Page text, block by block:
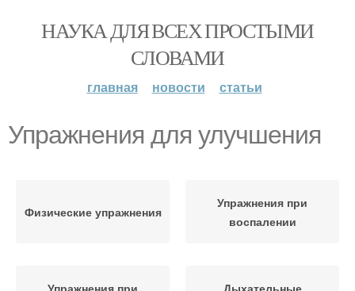
НАУКА ДЛЯ ВСЕХ ПРОСТЫМИ
СЛОВАМИ
главная новости статьи
Упражнения для улучшения
Физические упражнения
Упражнения при
воспалении
Упражнения при
Дыхательные